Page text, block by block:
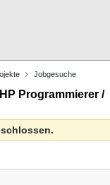
Jobgesuche
Programmierer /